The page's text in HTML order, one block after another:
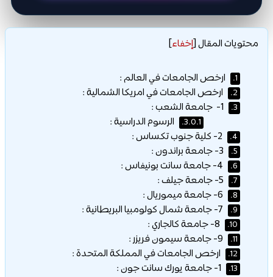
محتويات المقال[إخفاء]
1. ارخص الجامعات في العالم :
2. ارخص الجامعات في امريكا الشمالية :
3.
3.0.1. الرسوم الدراسية :
4.
5.
6.
7.
8.
9.
10.
11.
12. ارخص الجامعات في المملكة المتحدة :
13.